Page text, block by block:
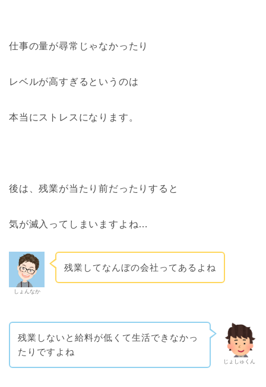
仕事の量が尋常じゃなかったり
レベルが高すぎるというのは
本当にストレスになります。
後は、残業が当たり前だったりすると
気が滅入ってしまいますよね…
しょんなか
残業してなんぼの会社ってあるよね
じょしゅくん
残業しないと給料が低くて生活できなかっ
たりですよね